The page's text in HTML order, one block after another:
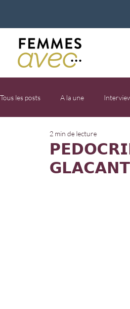
Tous les posts A la une
2 min de lecture